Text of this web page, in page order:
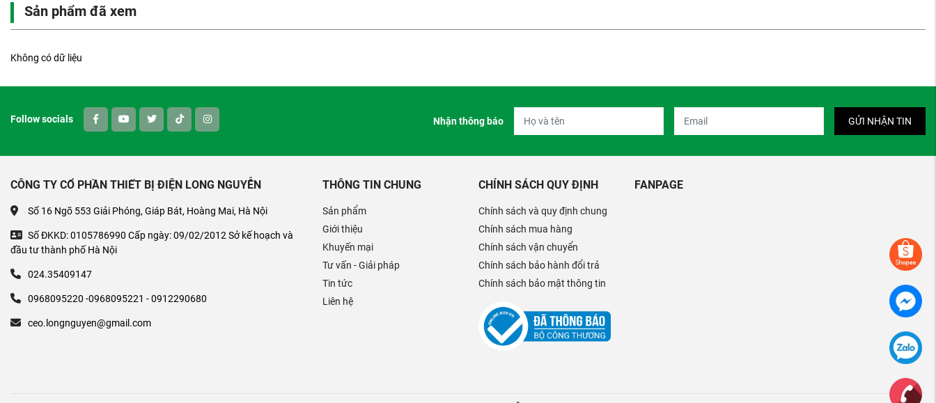
Sản phẩm đã xem
Không có dữ liệu
Follow socials Nhận thông báo GỬI NHẬN TIN
CÔNG TY CỔ PHẦN THIẾT BỊ ĐIỆN LONG NGUYỄN
Số 16 Ngõ 553 Giải Phóng, Giáp Bát, Hoàng Mai, Hà Nội
Số ĐKKD: 0105786990 Cấp ngày: 09/02/2012 Sở kế hoạch và
đầu tư thành phố Hà Nội
024.35409147
0968095220 -0968095221 - 0912290680
ceo.longnguyen@gmail.com
THÔNG TIN CHUNG
Sản phẩm
Giới thiệu
Khuyến mại
Tư vấn - Giải pháp
Tin tức
Liên hệ
CHÍNH SÁCH QUY ĐỊNH
Chính sách và quy định chung
Chính sách mua hàng
Chính sách vận chuyển
Chính sách bảo hành đổi trả
Chính sách bảo mật thông tin
FANPAGE